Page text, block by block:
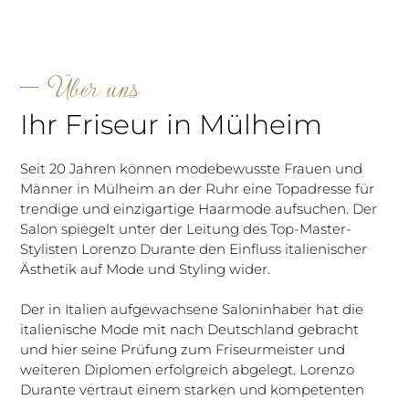
Über uns
Ihr Friseur in Mülheim
Seit 20 Jahren können modebewusste Frauen und
Männer in Mülheim an der Ruhr eine Topadresse für
trendige und einzigartige Haarmode aufsuchen. Der
Salon spiegelt unter der Leitung des Top-Master-
Stylisten Lorenzo Durante den Einfluss italienischer
Ästhetik auf Mode und Styling wider.
Der in Italien aufgewachsene Saloninhaber hat die
italienische Mode mit nach Deutschland gebracht
und hier seine Prüfung zum Friseurmeister und
weiteren Diplomen erfolgreich abgelegt. Lorenzo
Durante vertraut einem starken und kompetenten